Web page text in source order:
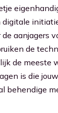
digitale
aanjagers
de
de meeste
is die
behendige